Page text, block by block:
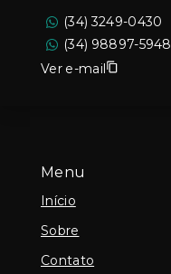
Menu
Início
Sobre
Contato
(34) 3249-0430
(34) 98897-5948
Ver e-mail